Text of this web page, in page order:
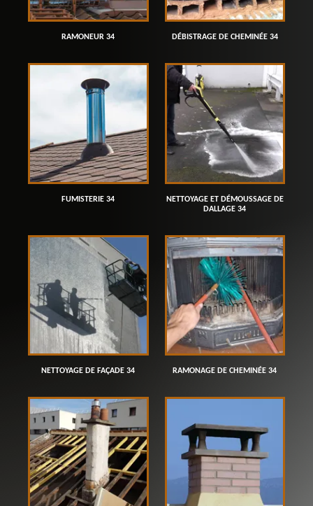
RAMONEUR 34 DÉBISTRAGE DE CHEMINÉE 34
FUMISTERIE 34
NETTOYAGE ET DÉMOUSSAGE DE
DALLAGE 34
NETTOYAGE DE FAÇADE 34 RAMONAGE DE CHEMINÉE 34